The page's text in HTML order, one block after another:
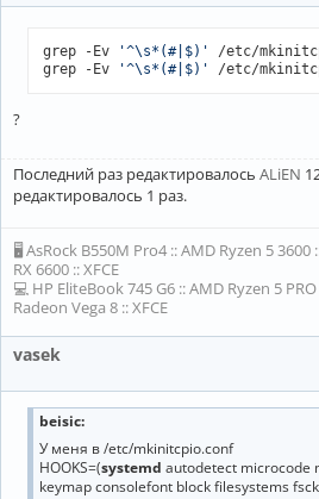
grep -Ev '^\s*(#|$)'
/etc/
grep -Ev
'^\s*(#|$)'
?
Последний раз редактировалось ALiEN
редактировалось 1 раз.
🖥 AsRock B550M Pro4 :: AMD Ryzen 5 3600
RX 6600 :: XFCE
💻 HP EliteBook 745 G6 :: AMD Ryzen 5
Radeon Vega 8 :: XFCE
vasek
beisic:
У меня в /etc/mkinitcpio.conf
HOOKS=(systemd autodetect microcode
keymap consolefont block filesystems